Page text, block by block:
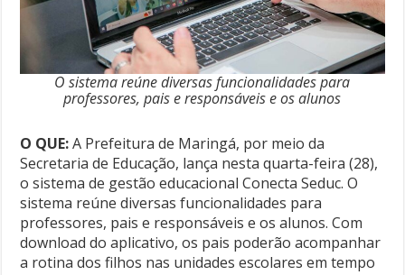
O sistema reúne diversas funcionalidades para
professores, pais e responsáveis e os alunos
O QUE:A Prefeitura de Maringá, por meio da
Secretaria de Educação, lança nesta quarta-feira (28),
o sistema de gestão educacional Conecta Seduc. O
sistema reúne diversas funcionalidades para
professores, pais e responsáveis e os alunos. Com
download do aplicativo, os pais poderão acompanhar
a rotina dos filhos nas unidades escolares em tempo